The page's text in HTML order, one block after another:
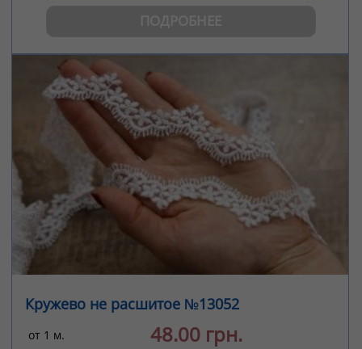
Кружево не расшитое №13052
от 1 м. 48.00 грн.